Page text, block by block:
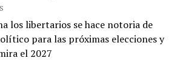
los libertarios se hace notoria de
para las próximas elecciones y
el 2027